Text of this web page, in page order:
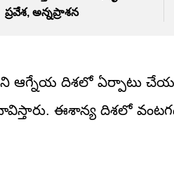
ప్రవేశ, అన్నప్రాశన
ఆగ్నేయ దిశలో ఏర్పాటు
ఈశాన్య దిశలో